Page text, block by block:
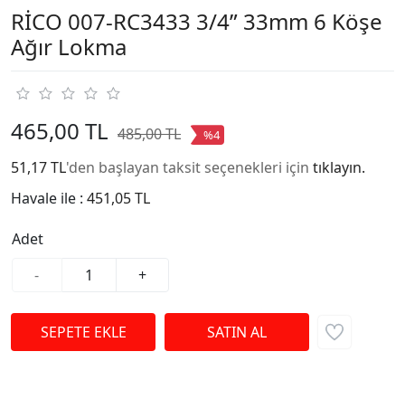
RİCO 007-RC3433 3/4” 33mm 6 Köşe
Ağır Lokma
465,00 TL 485,00 TL %4
51,17 TL'den başlayan taksit seçenekleri için tıklayın.
Havale ile : 451,05 TL
Adet
-
+